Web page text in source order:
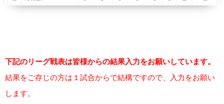
下記のリーグ戦表は皆様からの結果入力をお願いしています。
結果をご存じの方は１試合からで結構ですので、入力をお願い
します。